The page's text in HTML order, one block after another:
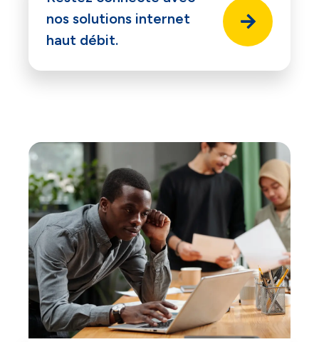
nos solutions internet
haut débit.